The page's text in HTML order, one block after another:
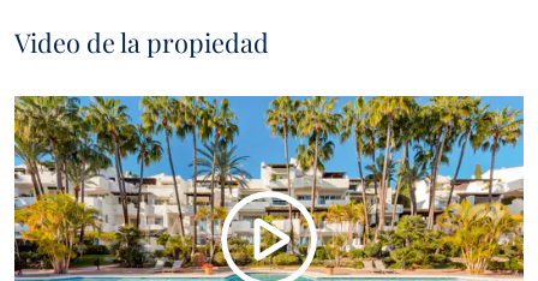
Video de la propiedad